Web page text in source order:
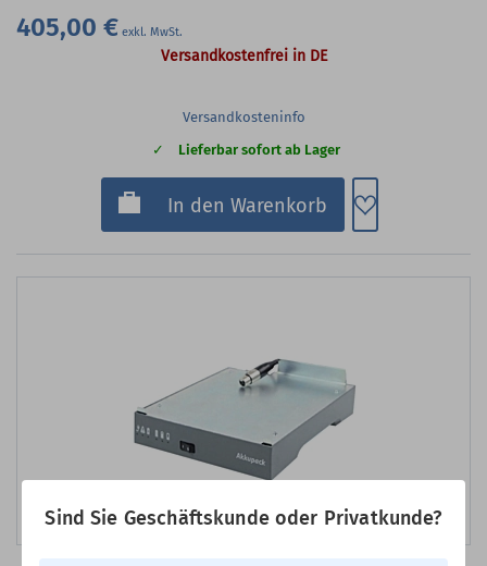
Sind Sie Geschäftskunde oder Privatkunde?
405,00 €
Versandkostenfrei in DE
Versandkosteninfo
Lieferbar sofort ab Lager
In den Warenkorb Zum
Bild erstellt mit KI